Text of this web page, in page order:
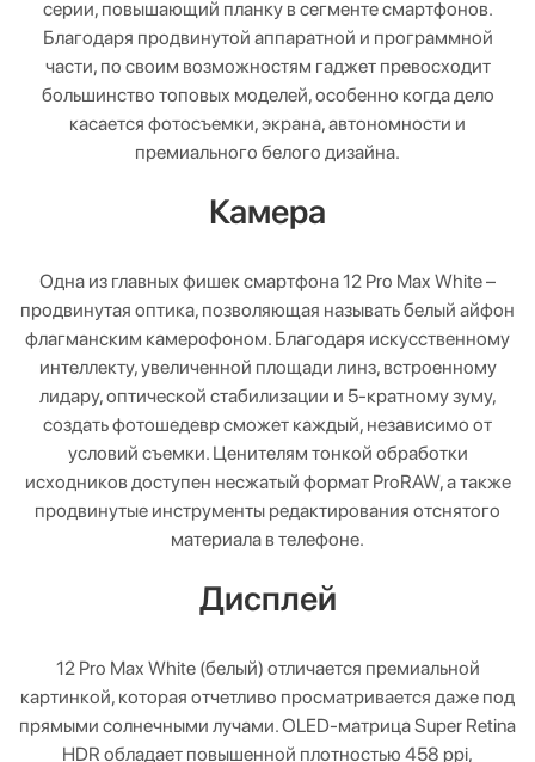
серии, повышающий планку в сегменте смартфонов.
Благодаря продвинутой аппаратной и программной
части, по своим возможностям гаджет превосходит
большинство топовых моделей, особенно когда дело
касается фотосъемки, экрана, автономности и
премиального белого дизайна.
Камера
Одна из главных фишек смартфона 12 Pro Max White –
продвинутая оптика, позволяющая называть белый айфон
флагманским камерофоном. Благодаря искусственному
интеллекту, увеличенной площади линз, встроенному
лидару, оптической стабилизации и 5-кратному зуму,
создать фотошедевр сможет каждый, независимо от
условий съемки. Ценителям тонкой обработки
исходников доступен несжатый формат ProRAW, а также
продвинутые инструменты редактирования отснятого
материала в телефоне.
Дисплей
12 Pro Max White (белый) отличается премиальной
картинкой, которая отчетливо просматривается даже под
прямыми солнечными лучами. OLED-матрица Super Retina
HDR обладает повышенной плотностью 458 ppi,